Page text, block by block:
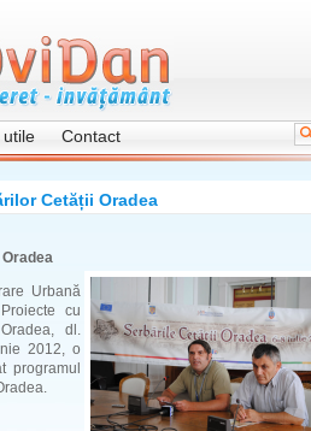
utile Contact
Cetății Oradea
Urbană
cu
dl.
2012, o
programul